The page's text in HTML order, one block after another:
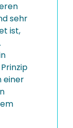
sehr
ist,
einer